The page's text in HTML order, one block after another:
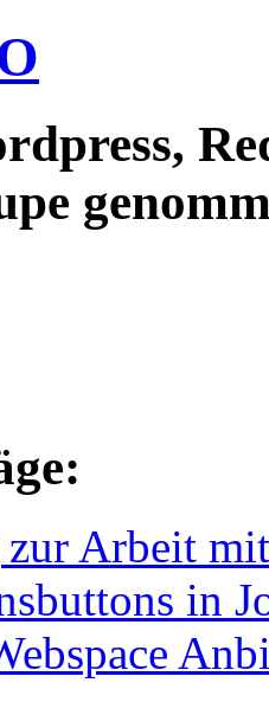
Arbeit
in